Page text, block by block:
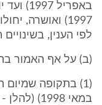
לפי הענין,
(ב) על אף האמור
במאי